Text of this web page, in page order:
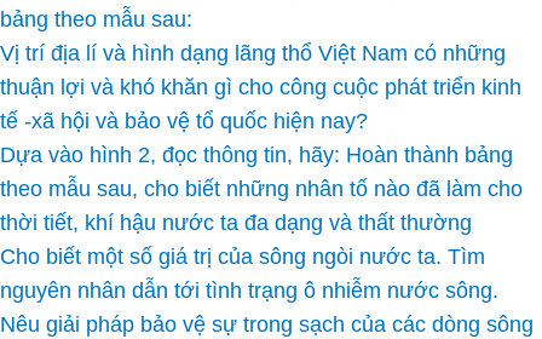
bảng theo mẫu sau:
Vị trí địa lí và hình dạng lãng thổ Việt Nam có những
thuận lợi và khó khăn gì cho công cuộc phát triển kinh
tế -xã hội và bảo vệ tổ quốc hiện nay?
Dựa vào hình 2, đọc thông tin, hãy: Hoàn thành bảng
theo mẫu sau, cho biết những nhân tố nào đã làm cho
thời tiết, khí hậu nước ta đa dạng và thất thường
Cho biết một số giá trị của sông ngòi nước ta. Tìm
nguyên nhân dẫn tới tình trạng ô nhiễm nước sông.
Nêu giải pháp bảo vệ sự trong sạch của các dòng sông